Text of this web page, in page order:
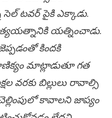
ట‌వ‌ర్ పైకి ఎక్కాడు.
య‌త్నించాడు.
కింద‌కి
మాట్లాడుతూ గ‌త
వ‌ర‌కు బిల్లులు రావాల్సి
కావాల‌ని జాప్యం